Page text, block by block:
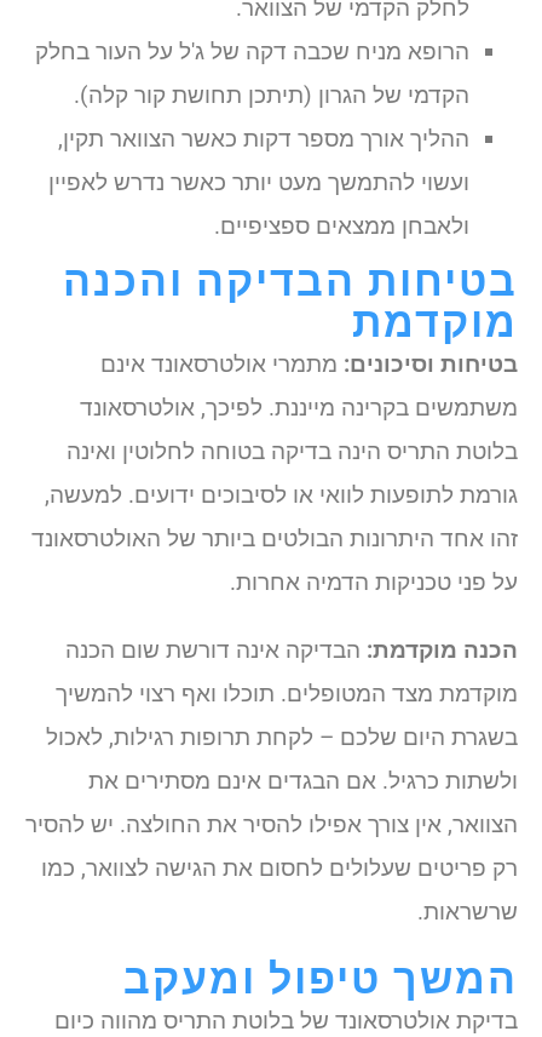
לחלק הקדמי של הצוואר.
הרופא מניח שכבה דקה של ג'ל על העור בחלק
הקדמי של הגרון (תיתכן תחושת קור קלה).
ההליך אורך מספר דקות כאשר הצוואר תקין,
ועשוי להתמשך מעט יותר כאשר נדרש לאפיין
ולאבחן ממצאים ספציפיים.
בטיחות הבדיקה והכנה
מוקדמת
בטיחות וסיכונים: מתמרי אולטרסאונד אינם
משתמשים בקרינה מייננת. לפיכך, אולטרסאונד
בלוטת התריס הינה בדיקה בטוחה לחלוטין ואינה
גורמת לתופעות לוואי או לסיבוכים ידועים. למעשה,
זהו אחד היתרונות הבולטים ביותר של האולטרסאונד
על פני טכניקות הדמיה אחרות.
הכנה מוקדמת: הבדיקה אינה דורשת שום הכנה
מוקדמת מצד המטופלים. תוכלו ואף רצוי להמשיך
בשגרת היום שלכם – לקחת תרופות רגילות, לאכול
ולשתות כרגיל. אם הבגדים אינם מסתירים את
הצוואר, אין צורך אפילו להסיר את החולצה. יש להסיר
רק פריטים שעלולים לחסום את הגישה לצוואר, כמו
שרשראות.
המשך טיפול ומעקב
בדיקת אולטרסאונד של בלוטת התריס מהווה כיום